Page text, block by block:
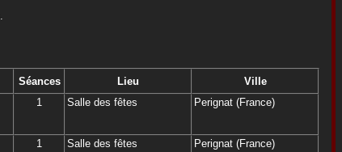
Séances Lieu
Ville
1 Salle des fêtes Perignat (France)
1 Salle des fêtes Perignat (France)